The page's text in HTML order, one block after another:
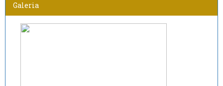
Galeria